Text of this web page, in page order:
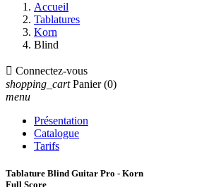
Accueil
Tablatures
Korn
Blind
 Connectez-vous
shopping_cart Panier (0)
menu
Présentation
Catalogue
Tarifs
Tablature Blind Guitar Pro - Korn
Full Score